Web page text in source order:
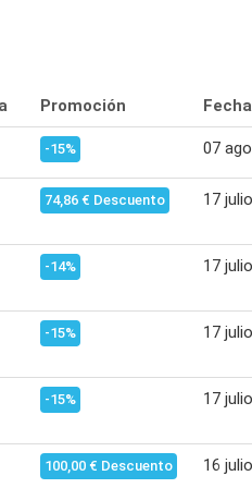
Promoción
-15% 07
74,86 € Descuento 17
-14% 17
-15% 17
-15% 17
100,00 € Descuento 16